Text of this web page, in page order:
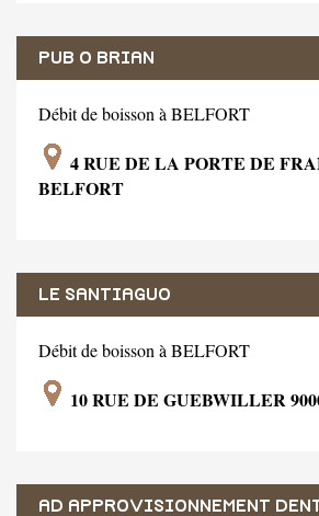
PUB O BRIAN
Débit de boisson à BELFORT
4 RUE DE LA PORTE DE
BELFORT
LE SANTIAGUO
Débit de boisson à BELFORT
10 RUE DE GUEBWILLER
AD APPROVISIONNEMENT